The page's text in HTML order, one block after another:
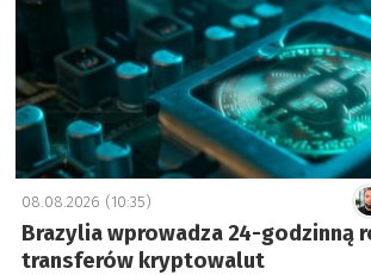
08.08.2026 (10:35)
Brazylia wprowadza 24-godzinną
transferów kryptowalut